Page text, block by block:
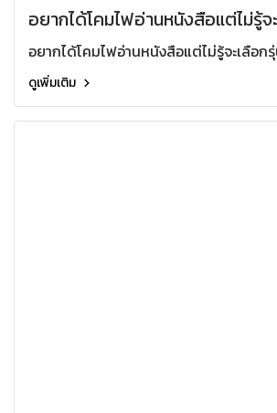
อยากได้โคมไฟอ่านหนังสือแต่ไม่รู้จ
อยากได้โคมไฟอ่านหนังสือแต่ไม่รู้จะเลือก
ดูเพิ่มเติม